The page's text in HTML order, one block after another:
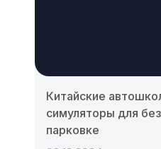
Китайские
симуляторы для
парковке